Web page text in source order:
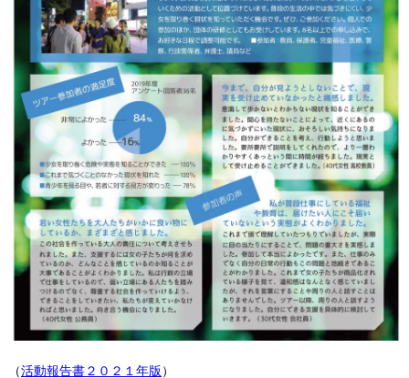
（活動報告書２０２１年版）